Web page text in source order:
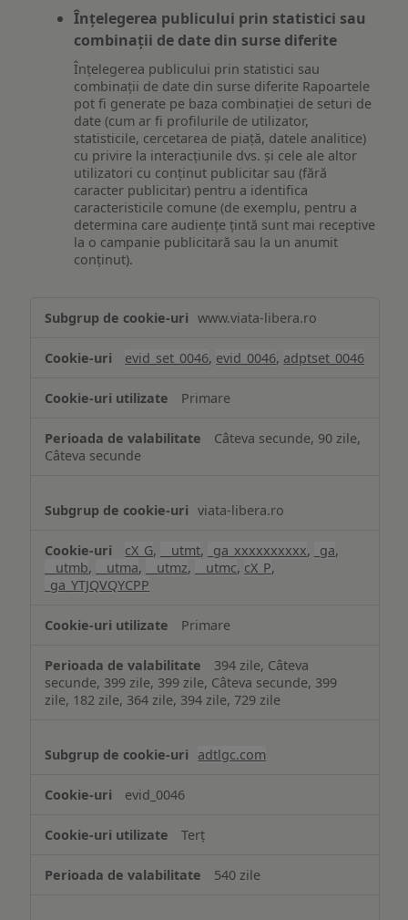
Înțelegerea publicului prin statistici sau
combinații de date din surse diferite
Înțelegerea publicului prin statistici sau
combinații de date din surse diferite Rapoartele
pot fi generate pe baza combinației de seturi de
date (cum ar fi profilurile de utilizator,
statisticile, cercetarea de piață, datele analitice)
cu privire la interacțiunile dvs. și cele ale altor
utilizatori cu conținut publicitar sau (fără
caracter publicitar) pentru a identifica
caracteristicile comune (de exemplu, pentru a
determina care audiențe țintă sunt mai receptive
la o campanie publicitară sau la un anumit
conținut).
www.viata-libera.ro
evid_set_0046, evid_0046, adptset_0046
Primare
Câteva secunde, 90 zile,
Câteva secunde
viata-libera.ro
cX_G, __utmt, _ga_xxxxxxxxxx, _ga,
__utmb, __utma, __utmz, __utmc, cX_P,
_ga_YTJQVQYCPP
Primare
394 zile, Câteva
secunde, 399 zile, 399 zile, Câteva secunde, 399
zile, 182 zile, 364 zile, 394 zile, 729 zile
adtlgc.com
evid_0046
Terț
540 zile